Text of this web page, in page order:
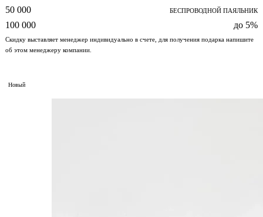
50 000 БЕСПРОВОДНОЙ ПАЯЛЬНИК
100 000 до 5%
Скидку выставляет менеджер индивидуально в счете, для получения подарка напишите
об этом менеджеру компании.
Новый